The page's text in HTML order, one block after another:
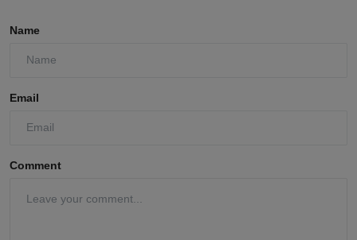
Name
Email
Comment